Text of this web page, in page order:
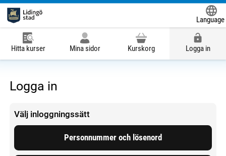
Language
Hitta kurser Mina sidor Kurskorg Logga in
Logga in
Välj inloggningssätt
Personnummer och lösenord